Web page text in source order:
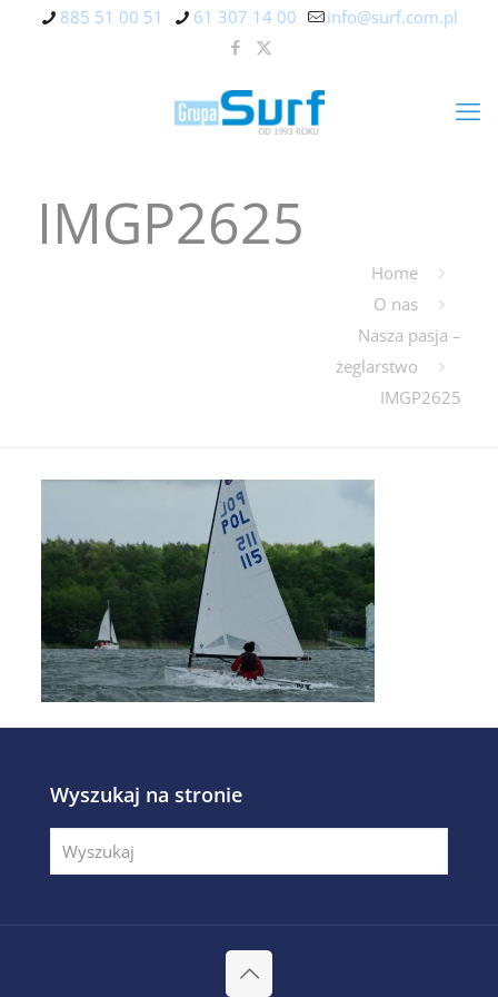
885 51 00 51 61 307 14 00 info@surf.com.pl
IMGP2625
Home
O nas
Nasza pasja –
żeglarstwo
IMGP2625
Wyszukaj na stronie